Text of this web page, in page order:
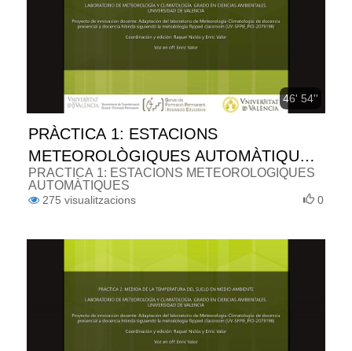
46' 54''
PRÀCTICA 1: ESTACIONS
METEOROLÒGIQUES AUTOMÀTIQUES
(ESPAÑOL)
PRÀCTICA 1: ESTACIONS METEOROLÒGIQUES
AUTOMÀTIQUES
275 visualitzacions 0